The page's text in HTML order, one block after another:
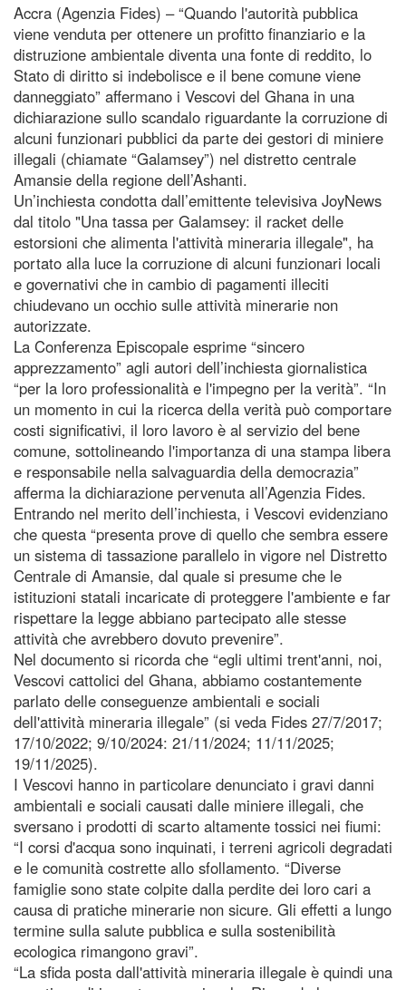
Accra (Agenzia Fides) – “Quando l'autorità pubblica
viene venduta per ottenere un profitto finanziario e la
distruzione ambientale diventa una fonte di reddito, lo
Stato di diritto si indebolisce e il bene comune viene
danneggiato” affermano i Vescovi del Ghana in una
dichiarazione sullo scandalo riguardante la corruzione di
alcuni funzionari pubblici da parte dei gestori di miniere
illegali (chiamate “Galamsey”) nel distretto centrale
Amansie della regione dell’Ashanti.
Un’inchiesta condotta dall’emittente televisiva JoyNews
dal titolo "Una tassa per Galamsey: il racket delle
estorsioni che alimenta l'attività mineraria illegale", ha
portato alla luce la corruzione di alcuni funzionari locali
e governativi che in cambio di pagamenti illeciti
chiudevano un occhio sulle attività minerarie non
autorizzate.
La Conferenza Episcopale esprime “sincero
apprezzamento” agli autori dell’inchiesta giornalistica
“per la loro professionalità e l'impegno per la verità”. “In
un momento in cui la ricerca della verità può comportare
costi significativi, il loro lavoro è al servizio del bene
comune, sottolineando l'importanza di una stampa libera
e responsabile nella salvaguardia della democrazia”
afferma la dichiarazione pervenuta all’Agenzia Fides.
Entrando nel merito dell’inchiesta, i Vescovi evidenziano
che questa “presenta prove di quello che sembra essere
un sistema di tassazione parallelo in vigore nel Distretto
Centrale di Amansie, dal quale si presume che le
istituzioni statali incaricate di proteggere l'ambiente e far
rispettare la legge abbiano partecipato alle stesse
attività che avrebbero dovuto prevenire”.
Nel documento si ricorda che “egli ultimi trent'anni, noi,
Vescovi cattolici del Ghana, abbiamo costantemente
parlato delle conseguenze ambientali e sociali
dell'attività mineraria illegale” (si veda Fides 27/7/2017;
17/10/2022; 9/10/2024: 21/11/2024; 11/11/2025;
19/11/2025).
I Vescovi hanno in particolare denunciato i gravi danni
ambientali e sociali causati dalle miniere illegali, che
sversano i prodotti di scarto altamente tossici nei fiumi:
“I corsi d'acqua sono inquinati, i terreni agricoli degradati
e le comunità costrette allo sfollamento. “Diverse
famiglie sono state colpite dalla perdite dei loro cari a
causa di pratiche minerarie non sicure. Gli effetti a lungo
termine sulla salute pubblica e sulla sostenibilità
ecologica rimangono gravi”.
“La sfida posta dall'attività mineraria illegale è quindi una